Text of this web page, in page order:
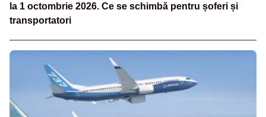
la 1 octombrie 2026. Ce se schimbă pentru șoferi și
transportatori